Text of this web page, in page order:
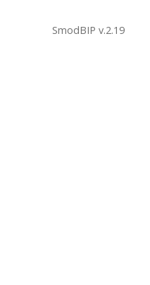
SmodBIP v.2.19